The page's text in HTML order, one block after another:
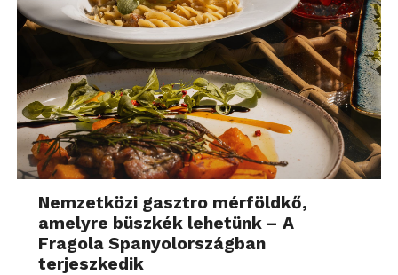
Nemzetközi gasztro mérföldkő,
amelyre büszkék lehetünk – A
Fragola Spanyolországban
terjeszkedik